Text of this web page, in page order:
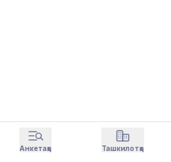
Анкетаҳо Ташкилотҳо